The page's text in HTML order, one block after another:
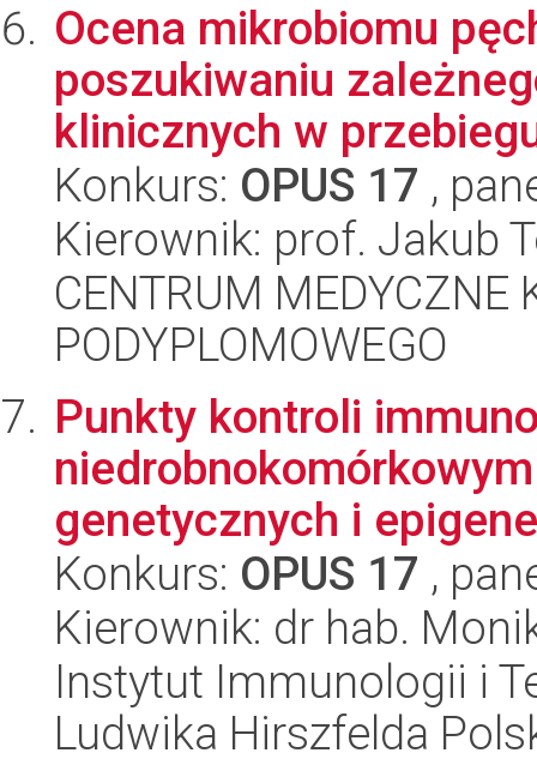
Ocena mikrobiomu
poszukiwaniu
klinicznych w
Konkurs: OPUS 17 ,
Kierownik: prof. Jakub
CENTRUM MEDYCZNE
PODYPLOMOWEGO
Punkty kontroli
genetycznych i
Konkurs: OPUS 17 ,
Kierownik: dr hab.
Instytut Immunologii i
Ludwika Hirszfelda